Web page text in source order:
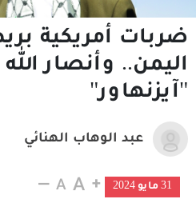
ضربات أمريكية
اليمن.. وأنصار
"آيزنهاور"
عبد الوهاب الهنائي
31 مايو 2024